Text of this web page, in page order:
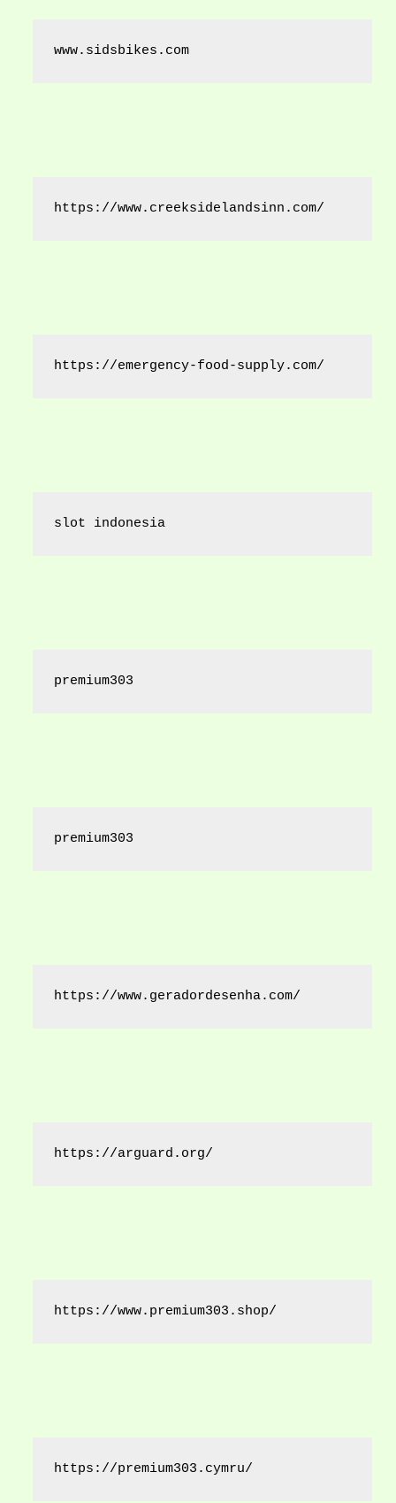
www.sidsbikes.com
https://www.creeksidelandsinn.com/
https://emergency-food-supply.com/
slot indonesia
premium303
premium303
https://www.geradordesenha.com/
https://arguard.org/
https://www.premium303.shop/
https://premium303.cymru/